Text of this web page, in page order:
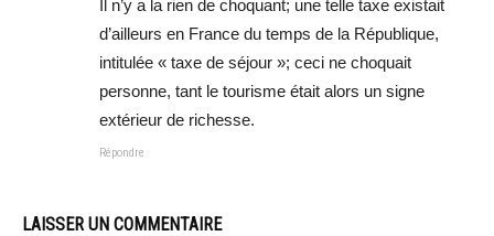
Il n’y a la rien de choquant; une telle taxe existait
d’ailleurs en France du temps de la République,
intitulée « taxe de séjour »; ceci ne choquait
personne, tant le tourisme était alors un signe
extérieur de richesse.
Répondre
LAISSER UN COMMENTAIRE